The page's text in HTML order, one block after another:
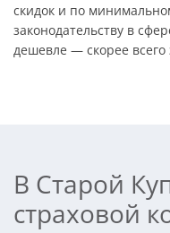
скидок и по
законодательству в
дешевле — скорее
В Старой
страховой